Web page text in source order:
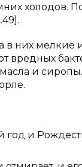
холодов.
в них
вредных
и
и